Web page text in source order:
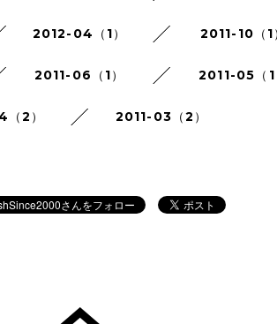
2012-04（1） 2011-10（1
2011-06（1） 2011-05（1
2） 2011-03（2）